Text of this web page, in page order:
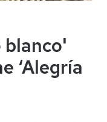
‘Alegría